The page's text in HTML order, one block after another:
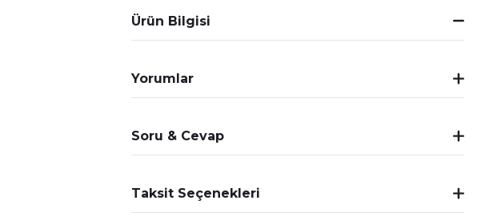
Ürün Bilgisi
Yorumlar
Soru & Cevap
Taksit Seçenekleri